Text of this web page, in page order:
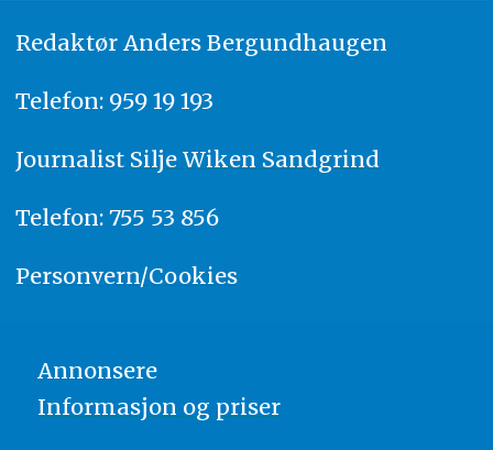
Redaktør Anders Bergundhaugen
Telefon: 959 19 193
Journalist Silje Wiken Sandgrind
Telefon: 755 53 856
Personvern/Cookies
Annonsere
Informasjon og priser